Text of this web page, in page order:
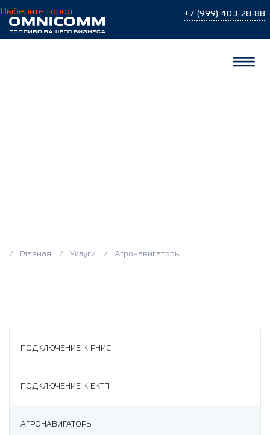
Выберите город +7 (999) 403-28-88
Главная Услуги Агронавигаторы
ПОДКЛЮЧЕНИЕ К РНИС
ПОДКЛЮЧЕНИЕ К ЕКТП
АГРОНАВИГАТОРЫ